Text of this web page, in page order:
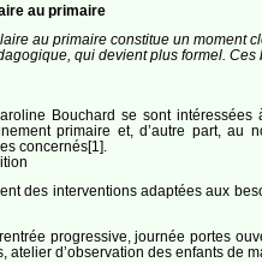
au primaire
au primaire constitue un moment
qui devient plus formel.
Bouchard se sont
primaire et, d’autre part,
concernés[1].
des interventions adaptées aux
progressive, journée portes
atelier d’observation des enfants de